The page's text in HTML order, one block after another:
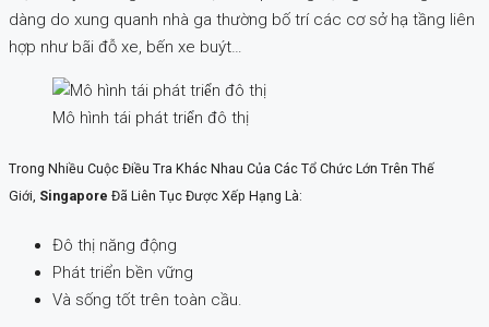
dàng do xung quanh nhà ga thường bố trí các cơ sở hạ tầng liên
hợp như bãi đỗ xe, bến xe buýt…
Mô hình tái phát triển đô thị
Trong Nhiều Cuộc Điều Tra Khác Nhau Của Các Tổ Chức Lớn Trên Thế
Giới, Singapore Đã Liên Tục Được Xếp Hạng Là:
Đô thị năng động
Phát triển bền vững
Và sống tốt trên toàn cầu.